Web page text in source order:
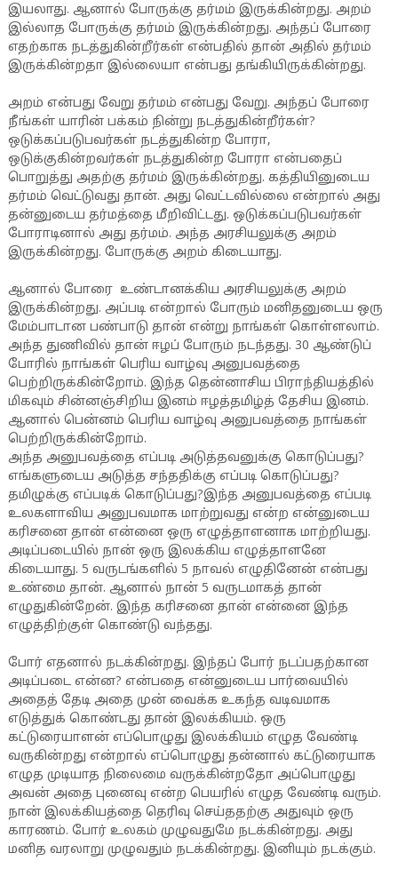
இயலாது. ஆனால் போருக்கு தர்மம் இருக்கின்றது. அறம்
இல்லாத போருக்கு தர்மம் இருக்கின்றது. அந்தப் போரை
எதற்காக நடத்துகின்றீர்கள் என்பதில் தான் அதில் தர்மம்
இருக்கின்றதா இல்லையா என்பது தங்கியிருக்கின்றது.
அறம் என்பது வேறு தர்மம் என்பது வேறு. அந்தப் போரை
நீங்கள் யாரின் பக்கம் நின்று நடத்துகின்றீர்கள்?
ஒடுக்கப்படுபவர்கள் நடத்துகின்ற போரா,
ஒடுக்குகின்றவர்கள் நடத்துகின்ற போரா என்பதைப்
பொறுத்து அதற்கு தர்மம் இருக்கின்றது. கத்தியினுடைய
தர்மம் வெட்டுவது தான். அது வெட்டவில்லை என்றால் அது
தன்னுடைய தர்மத்தை மீறிவிட்டது. ஒடுக்கப்படுபவர்கள்
போராடினால் அது தர்மம். அந்த அரசியலுக்கு அறம்
இருக்கின்றது. போருக்கு அறம் கிடையாது.
ஆனால் போரை உண்டானக்கிய அரசியலுக்கு அறம்
இருக்கின்றது. அப்படி என்றால் போரும் மனிதனுடைய ஒரு
மேம்பாடான பண்பாடு தான் என்று நாங்கள் கொள்ளலாம்.
அந்த துணிவில் தான் ஈழப் போரும் நடந்தது. 30 ஆண்டுப்
போரில் நாங்கள் பெரிய வாழ்வு அனுபவத்தை
பெற்றிருக்கின்றோம். இந்த தென்னாசிய பிராந்தியத்தில்
மிகவும் சின்னஞ்சிறிய இனம் ஈழத்தமிழ்த் தேசிய இனம்.
ஆனால் பென்னம் பெரிய வாழ்வு அனுபவத்தை நாங்கள்
பெற்றிருக்கின்றோம்.
அந்த அனுபவத்தை எப்படி அடுத்தவனுக்கு கொடுப்பது?
எங்களுடைய அடுத்த சந்ததிக்கு எப்படி கொடுப்பது?
தமிழுக்கு எப்படிக் கொடுப்பது?இந்த அனுபவத்தை எப்படி
உலகளாவிய அனுபவமாக மாற்றுவது என்ற என்னுடைய
கரிசனை தான் என்னை ஒரு எழுத்தாளனாக மாற்றியது.
அடிப்படையில் நான் ஒரு இலக்கிய எழுத்தாளனே
கிடையாது. 5 வருடங்களில் 5 நாவல் எழுதினேன் என்பது
உண்மை தான். ஆனால் நான் 5 வருடமாகத் தான்
எழுதுகின்றேன். இந்த கரிசனை தான் என்னை இந்த
எழுத்திற்குள் கொண்டு வந்தது.
போர் எதனால் நடக்கின்றது. இந்தப் போர் நடப்பதற்கான
அடிப்படை என்ன? என்பதை என்னுடைய பார்வையில்
அதைத் தேடி அதை முன் வைக்க உகந்த வடிவமாக
எடுத்துக் கொண்டது தான் இலக்கியம். ஒரு
கட்டுரையாளன் எப்பொழுது இலக்கியம் எழுத வேண்டி
வருகின்றது என்றால் எப்பொழுது தன்னால் கட்டுரையாக
எழுத முடியாத நிலைமை வருக்கின்றதோ அப்பொழுது
அவன் அதை புனைவு என்ற பெயரில் எழுத வேண்டி வரும்.
நான் இலக்கியத்தை தெரிவு செய்ததற்கு அதுவும் ஒரு
காரணம். போர் உலகம் முழுவதுமே நடக்கின்றது. அது
மனித வரலாறு முழுவதும் நடக்கின்றது. இனியும் நடக்கும்.